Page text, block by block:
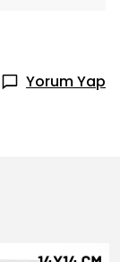
Yorum Yap